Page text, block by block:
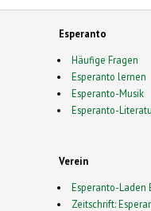
Esperanto
Häufige Fragen
Esperanto lernen
Esperanto-Musik
Esperanto-
Verein
Esperanto-Laden
Zeitschrift: